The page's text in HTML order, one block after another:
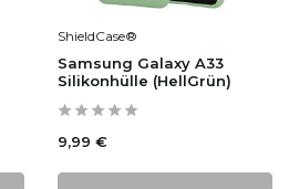
ShieldCase®
Samsung Galaxy A33
Silikonhülle (HellGrün)
9,99 €